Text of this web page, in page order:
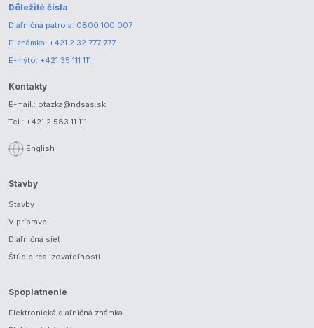
Dôležité čísla
Diaľničná patrola: 0800 100 007
E-známka: +421 2 32 777 777
E-mýto: +421 35 111 111
Kontakty
E-mail.: otazka@ndsas.sk
Tel.: +421 2 583 11 111
English
Stavby
Stavby
V príprave
Diaľničná sieť
Štúdie realizovateľnosti
Spoplatnenie
Elektronická diaľničná známka